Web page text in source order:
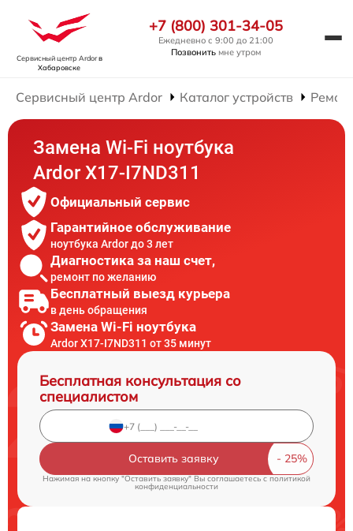
Сервисный центр Ardorв
Хабаровске
+7 (800) 301-34-05
Ежедневно с 9:00 до 21:00
Позвонить мне утром
Сервисный центр Ardor Каталог устройств
Замена Wi-Fi ноутбука
Ardor X17-I7ND311
Официальный сервис
Гарантийное обслуживание
ноутбука Ardor до 3 лет
Диагностика за наш счет,
ремонт по желанию
Бесплатный выезд курьера
в день обращения
Замена Wi-Fi ноутбука
Ardor X17-I7ND311 от 35 минут
Бесплатная консультация со
специалистом
Оставить заявку
Нажимая на кнопку "Оставить заявку" Вы соглашаетесь cполитикой
конфиденциальности